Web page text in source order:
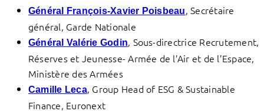
Général François-Xavier Poisbeau, Secrétaire
général, Garde Nationale
Général Valérie Godin, Sous-directrice Recrutement,
Réserves et Jeunesse- Armée de l’Air et de l’Espace,
Ministère des Armées
Camille Leca, Group Head of ESG & Sustainable
Finance, Euronext